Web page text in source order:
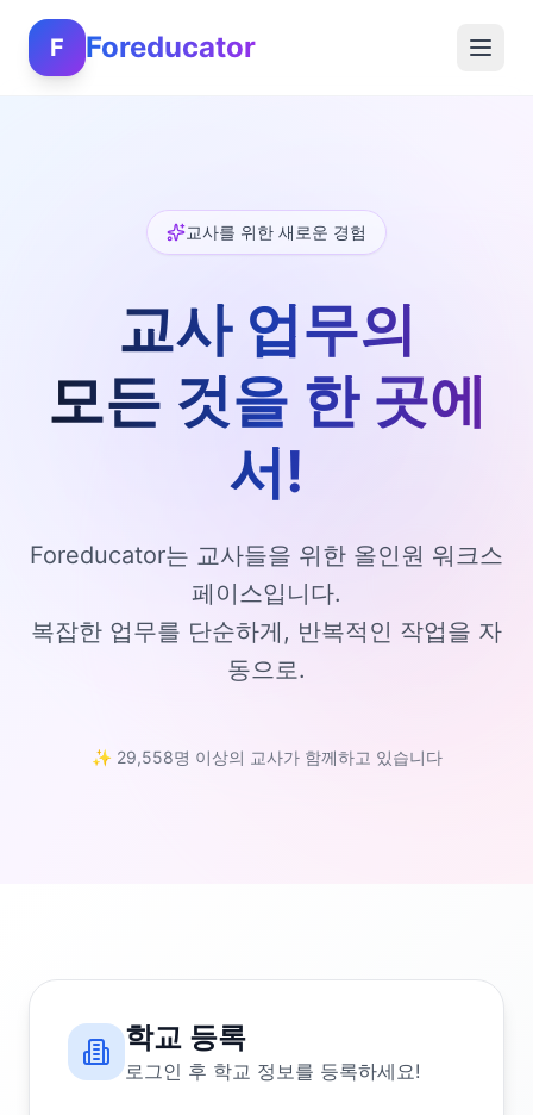
F Foreducator
교사를 위한 새로운 경험
교사 업무의
모든 것을 한 곳에
서!
Foreducator는 교사들을 위한 올인원 워크스
페이스입니다.
복잡한 업무를 단순하게, 반복적인 작업을 자
동으로.
✨ 29,558명 이상의 교사가 함께하고 있습니다
학교 등록
로그인 후 학교 정보를 등록하세요!